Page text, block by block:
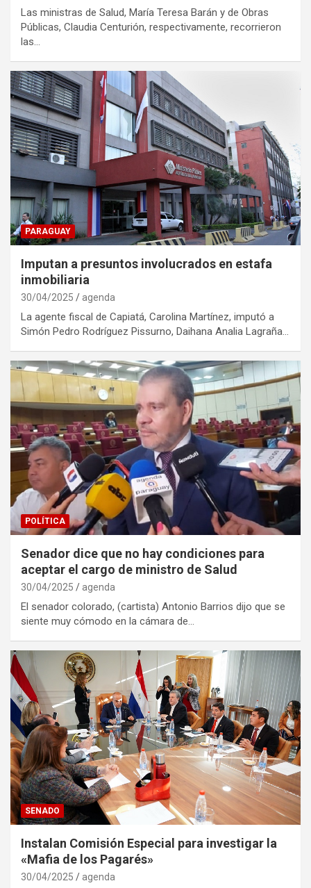
Las ministras de Salud, María Teresa Barán y de Obras
Públicas, Claudia Centurión, respectivamente, recorrieron
las…
PARAGUAY
Imputan a presuntos involucrados en estafa
inmobiliaria
30/04/2025 agenda
La agente fiscal de Capiatá, Carolina Martínez, imputó a
Simón Pedro Rodríguez Pissurno, Daihana Analia Lagraña…
POLÍTICA
Senador dice que no hay condiciones para
aceptar el cargo de ministro de Salud
30/04/2025 agenda
El senador colorado, (cartista) Antonio Barrios dijo que se
siente muy cómodo en la cámara de…
SENADO
Instalan Comisión Especial para investigar la
«Mafia de los Pagarés»
30/04/2025 agenda